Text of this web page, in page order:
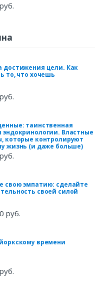
достижения цели. Как
то, что хочешь
таинственная
эндокринологии. Властные
которые контролируют
жизнь (и даже больше)
свою эмпатию: сделайте
своей силой
руб.
времени